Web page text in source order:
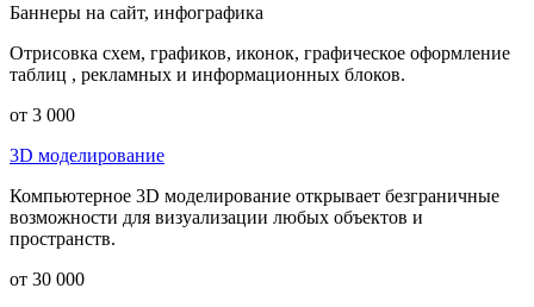
Баннеры на сайт, инфографика
Отрисовка схем, графиков, иконок, графическое оформление
таблиц , рекламных и информационных блоков.
от 3 000
3D моделирование
Компьютерное 3D моделирование открывает безграничные
возможности для визуализации любых объектов и
пространств.
от 30 000